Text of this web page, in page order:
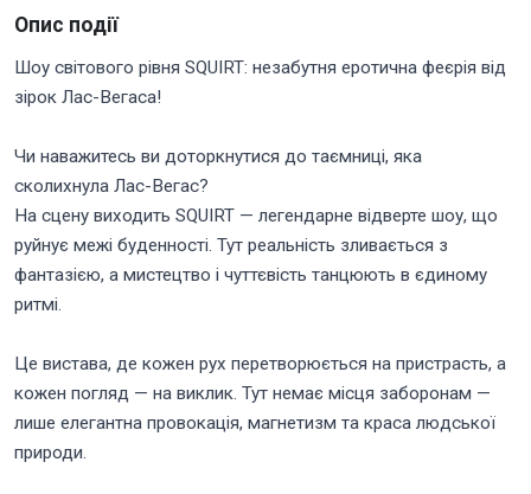
Опис події
Шоу світового рівня SQUIRT: незабутня еротична феєрія від
зірок Лас-Вегаса!
Чи наважитесь ви доторкнутися до таємниці, яка
сколихнула Лас-Вегас?
На сцену виходить SQUIRT — легендарне відверте шоу, що
руйнує межі буденності. Тут реальність зливається з
фантазією, а мистецтво і чуттєвість танцюють в єдиному
ритмі.
Це вистава, де кожен рух перетворюється на пристрасть, а
кожен погляд — на виклик. Тут немає місця заборонам —
лише елегантна провокація, магнетизм та краса людської
природи.